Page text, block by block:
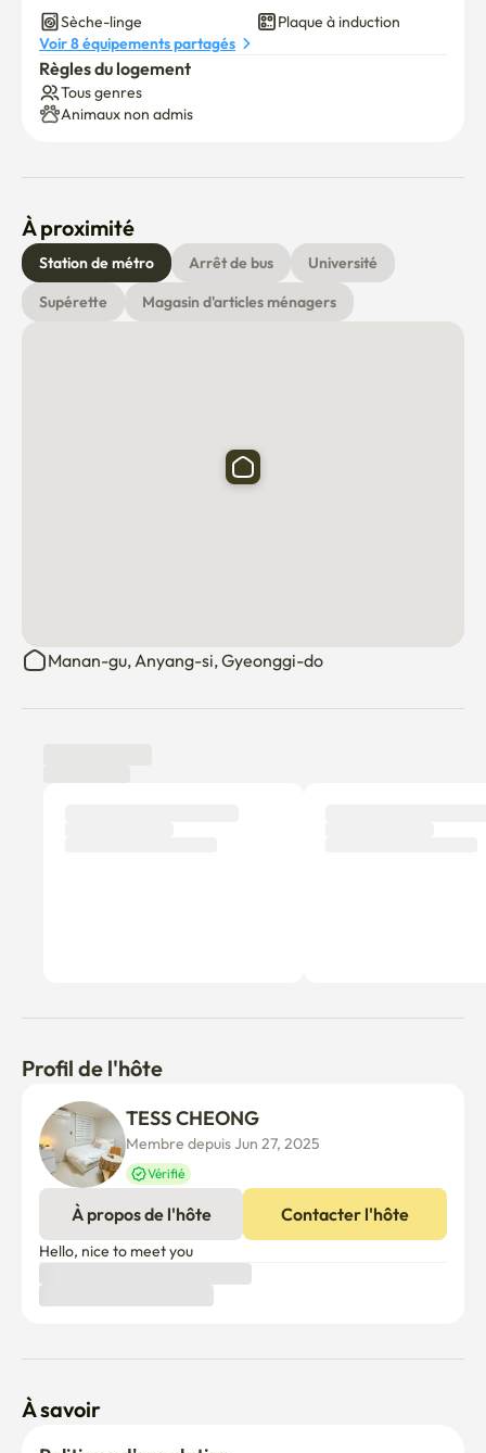
Sèche-linge
Plaque à induction
Voir 8 équipements partagés
Règles du logement
Tous genres
Animaux non admis
À proximité
Station de métro Arrêt de bus
Université
Supérette
Magasin d'articles ménagers
Manan-gu, Anyang-si, Gyeonggi-do
Profil de l'hôte
TESS CHEONG
Membre depuis Jun 27, 2025
Vérifié
À propos de l'hôte Contacter l'hôte
Hello, nice to meet you
À savoir